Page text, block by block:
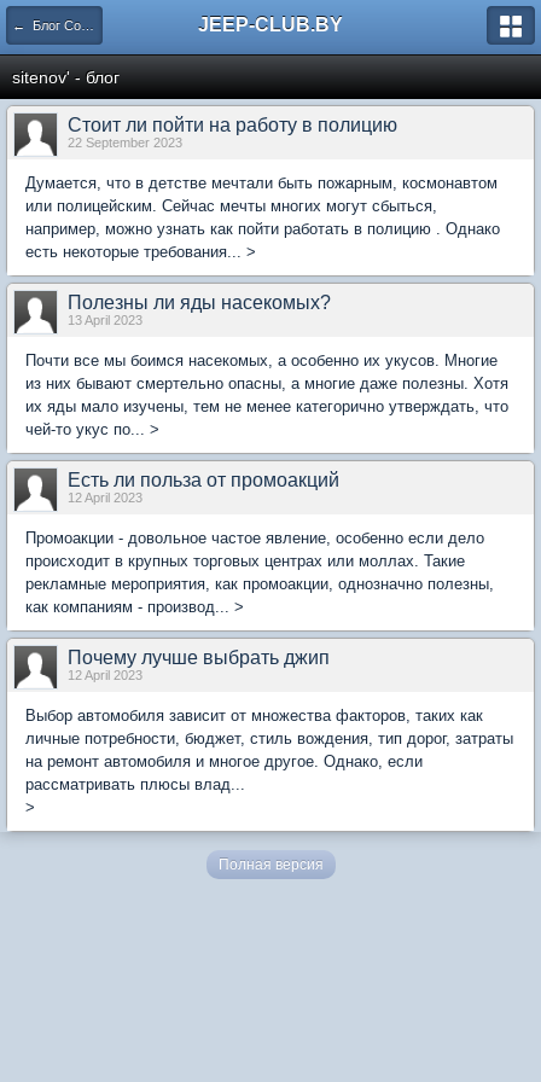
← Блог Сообщества JEEP-CLUB.BY
sitenov' - блог
Стоит ли пойти на работу в полицию
22 September 2023
Думается, что в детстве мечтали быть пожарным, космонавтом
или полицейским. Сейчас мечты многих могут сбыться,
например, можно узнать как пойти работать в полицию . Однако
есть некоторые требования... >
Полезны ли яды насекомых?
13 April 2023
Почти все мы боимся насекомых, а особенно их укусов. Многие
из них бывают смертельно опасны, а многие даже полезны. Хотя
их яды мало изучены, тем не менее категорично утверждать, что
чей-то укус по... >
Есть ли польза от промоакций
12 April 2023
Промоакции - довольное частое явление, особенно если дело
происходит в крупных торговых центрах или моллах. Такие
рекламные мероприятия, как промоакции, однозначно полезны,
как компаниям - производ... >
Почему лучше выбрать джип
12 April 2023
Выбор автомобиля зависит от множества факторов, таких как
личные потребности, бюджет, стиль вождения, тип дорог, затраты
на ремонт автомобиля и многое другое. Однако, если
рассматривать плюсы влад...
>
Полная версия